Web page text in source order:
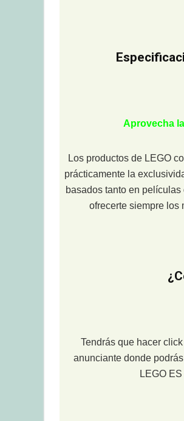
Aprovecha
Los productos de LEGO
prácticamente la
basados tanto en
ofrecerte siempre los
Tendrás que hacer
anunciante donde
LEGO